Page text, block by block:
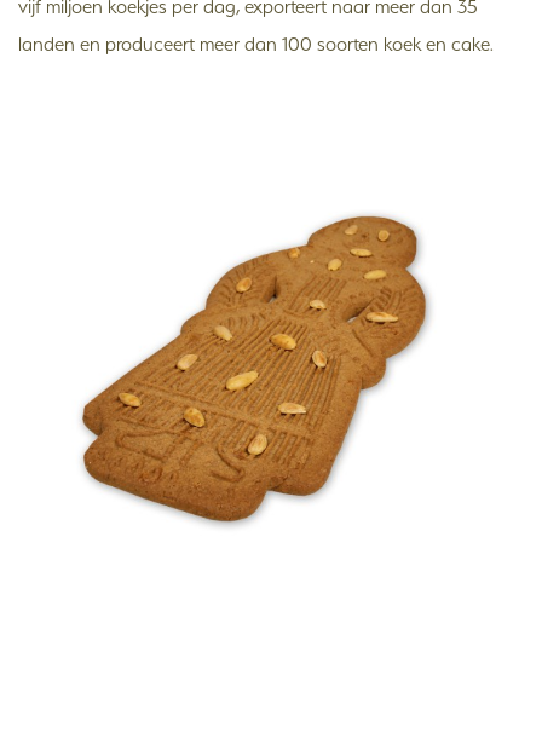
vijf miljoen koekjes per dag, exporteert naar meer dan 35
landen en produceert meer dan 100 soorten koek en cake.